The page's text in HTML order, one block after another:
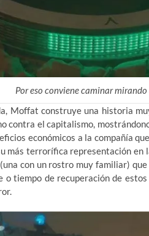
Por eso conviene caminar mirando
Moffat construye una historia
contra el capitalismo,
económicos a la compañía
más terrorífica representación en
con un rostro muy familiar) que
o tiempo de recuperación de